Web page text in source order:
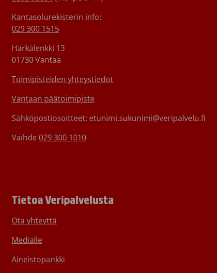
info(at)veripalvelu.fi
Rekisterin vastuuhenkilö
Viestintä- ja henkilöstöjohtaja Willy Toiviainen, p. 029 300 1830
Kantasolurekisterin info:
029 300 1515
Härkälenkki 13
01730 Vantaa
Toimipisteiden yhteystiedot
Vantaan päätoimipiste
Sähköpostiosoitteet: etunimi.sukunimi@veripalvelu.fi
Vaihde 029 300 1010
Tietoa Veripalvelusta
Ota yhteyttä
Medialle
Aineistopankki